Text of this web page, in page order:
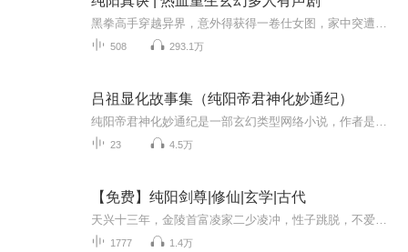
508 293.1万
吕祖显化故事集（纯阳帝君神化妙通纪）
23 4.5万
【免费】纯阳剑尊|修仙|玄学|古代
1777 1.4万